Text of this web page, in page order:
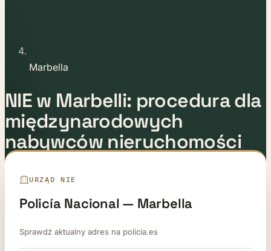
Marbella
NIE w Marbelli: procedura dla
międzynarodowych
nabywców nieruchomości
Residence
URZĄD NIE
Policía Nacional — Marbella
Sprawdź aktualny adres na policia.es